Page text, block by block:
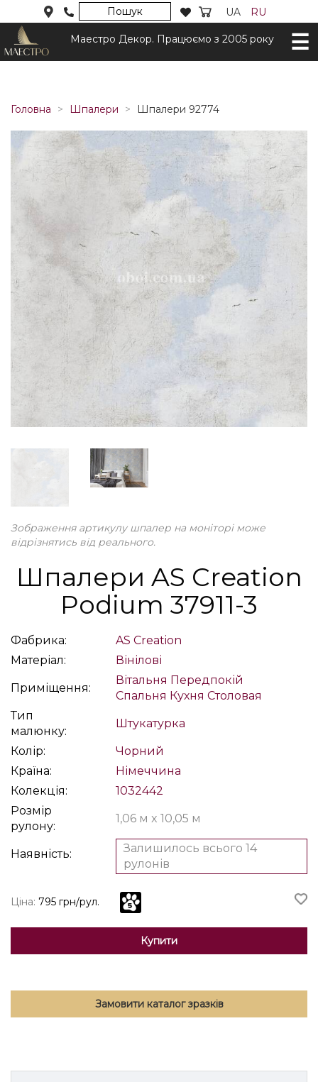
Пошук UA RU
Маестро Декор. Працюємо з 2005 року
Головна Шпалери Шпалери 92774
Зображення артикулу шпалер на моніторі може
відрізнятись від реального.
Шпалери AS Creation
Podium 37911-3
Фабрика:
AS Creation
Матеріал:
Вінілові
Приміщення:
Вітальня Передпокій
Спальня Кухня Столовая
Тип
малюнку:
Штукатурка
Колір:
Чорний
Країна:
Німеччина
Колекція:
1032442
Розмір
рулону:
1,06 м x 10,05 м
Наявність:
Залишилось всього 14
рулонів
Ціна: 795 грн/рул.
Купити
Замовити каталог зразків